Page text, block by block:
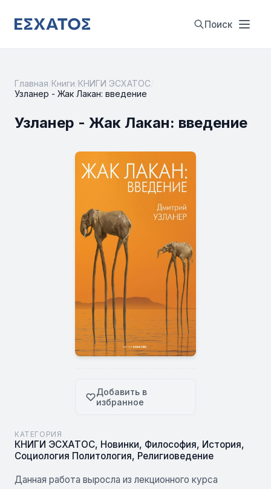
Поиск
Главная Книги КНИГИ ЭСХАТОС
Узланер - Жак Лакан: введение
Узланер - Жак Лакан: введение
Добавить в
избранное
КАТЕГОРИЯ
КНИГИ ЭСХАТОС, Новинки, Философия, История,
Социология Политология, Религиоведение
Данная работа выросла из лекционного курса